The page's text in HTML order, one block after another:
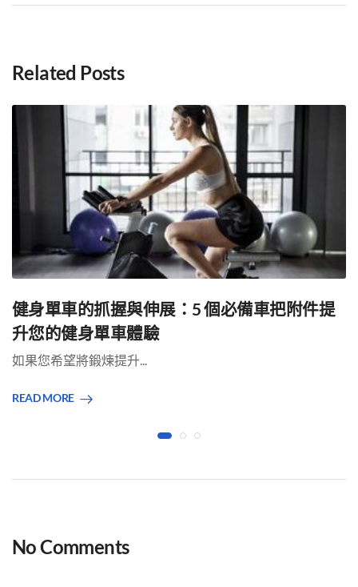
Related Posts
健身單車的抓握與伸展：5 個必備車把附件提
升您的健身單車體驗
如果您希望將鍛煉提升...
READ MORE
No Comments